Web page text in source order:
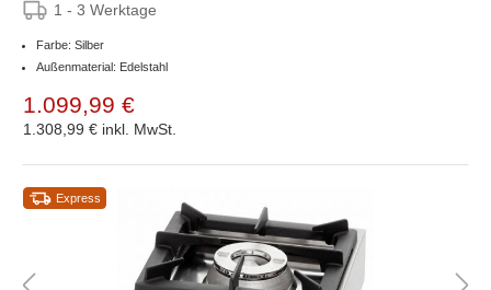
1 - 3 Werktage
Farbe: Silber
Außenmaterial: Edelstahl
1.099,99 €
1.308,99 € inkl. MwSt.
Express